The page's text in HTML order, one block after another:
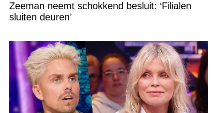
Zeeman neemt schokkend besluit: ‘Filialen
sluiten deuren’